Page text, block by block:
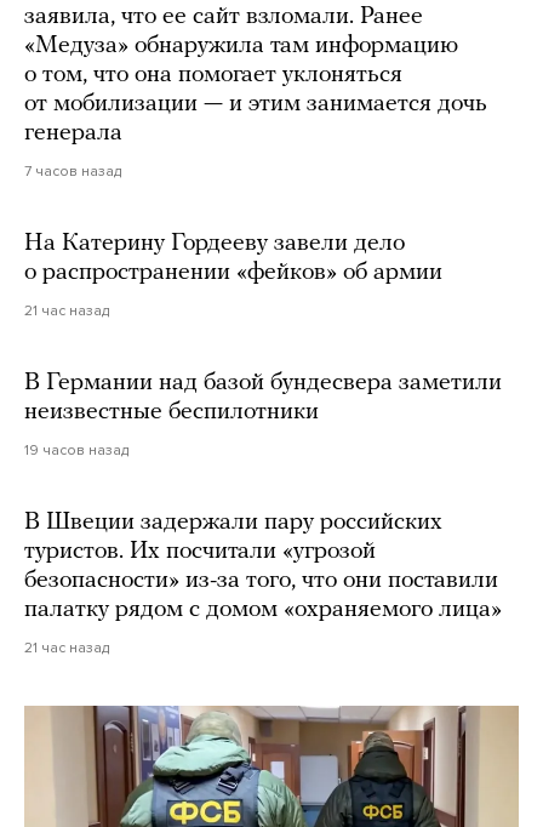
заявила, что ее сайт взломали. Ранее
«Медуза» обнаружила там информацию
о том, что она помогает уклоняться
от мобилизации — и этим занимается дочь
генерала
7 часов назад
На Катерину Гордееву завели дело
о распространении «фейков» об армии
21 час назад
В Германии над базой бундесвера заметили
неизвестные беспилотники
19 часов назад
В Швеции задержали пару российских
туристов. Их посчитали «угрозой
безопасности» из-за того, что они поставили
палатку рядом с домом «охраняемого лица»
21 час назад